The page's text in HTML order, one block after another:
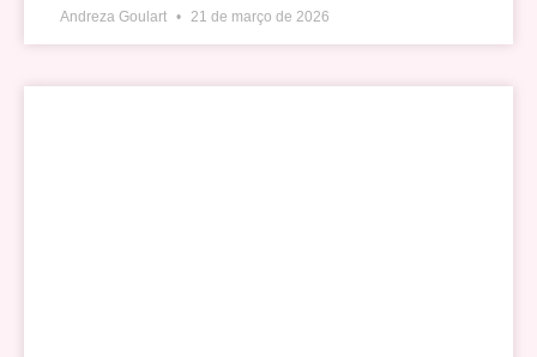
Andreza Goulart 21 de março de 2026